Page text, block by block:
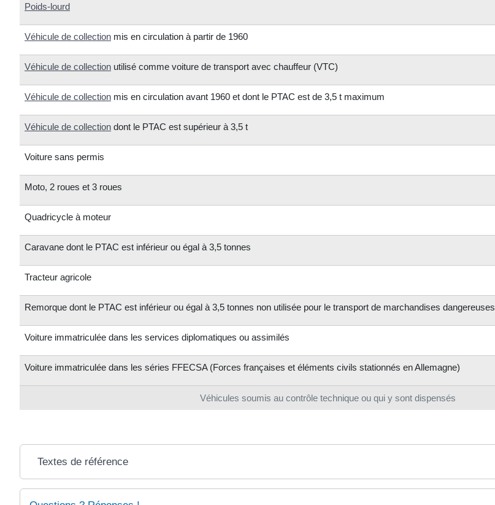
Véhicules soumis au contrôle technique ou qui y sont dispensés
Poids-lourd
Véhicule de collection mis en circulation à partir de 1960
Véhicule de collection utilisé comme voiture de transport avec chauffeur (VTC)
Véhicule de collection mis en circulation avant 1960 et dont le PTAC est de 3,5 t maximum
Véhicule de collection dont le PTAC est supérieur à 3,5 t
Voiture sans permis
Moto, 2 roues et 3 roues
Quadricycle à moteur
Caravane dont le PTAC est inférieur ou égal à 3,5 tonnes
Tracteur agricole
Remorque dont le PTAC est inférieur ou égal à 3,5 tonnes non utilisée pour le transport de marchandises dangereuses
Voiture immatriculée dans les services diplomatiques ou assimilés
Voiture immatriculée dans les séries FFECSA (Forces françaises et éléments civils stationnés en Allemagne)
Textes de référence